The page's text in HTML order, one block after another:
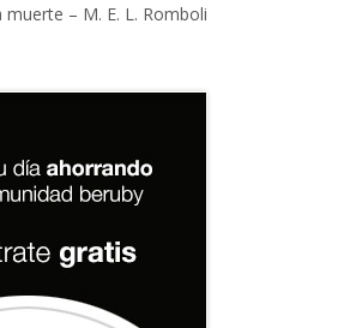
– M. E. L. Romboli